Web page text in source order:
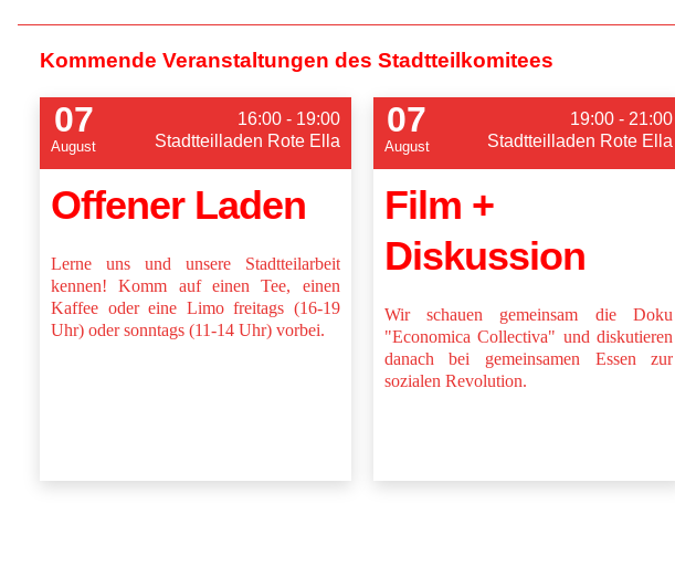
Kommende Veranstaltungen des Stadtteilkomitees
07
August
16:00 - 19:00
Stadtteilladen Rote Ella
Offener Laden
Lerne uns und unsere Stadtteilarbeit
kennen! Komm auf einen Tee, einen
Kaffee oder eine Limo freitags (16-19
Uhr) oder sonntags (11-14 Uhr) vorbei.
07
August
19:00 - 21:00
Stadtteilladen Rote Ella
Film +
Diskussion
Wir schauen gemeinsam die Doku
"Economica Collectiva" und diskutieren
danach bei gemeinsamen Essen zur
sozialen Revolution.